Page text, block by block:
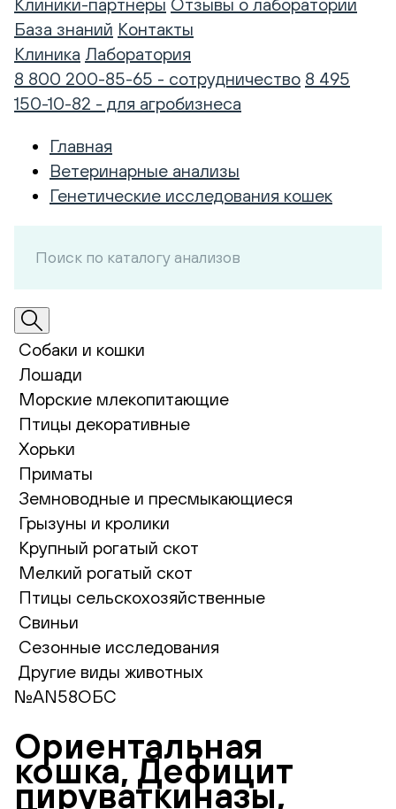
База знаний Контакты
Клиника Лаборатория
8 800 200-85-65 - сотрудничество 8 495
150-10-82 - для агробизнеса
Главная
Ветеринарные анализы
Генетические исследования кошек
Собаки и кошки
Лошади
Морские млекопитающие
Птицы декоративные
Хорьки
Приматы
Земноводные и пресмыкающиеся
Грызуны и кролики
Крупный рогатый скот
Мелкий рогатый скот
Птицы сельскохозяйственные
Свиньи
Сезонные исследования
Другие виды животных
№AN58ОБС
Ориентальная
кошка, Дефицит
пируваткиназы,